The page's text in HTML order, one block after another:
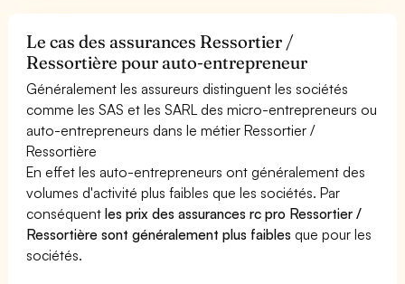
Le cas des assurances Ressortier /
Ressortière pour auto-entrepreneur
Généralement les assureurs distinguent les sociétés
comme les SAS et les SARL des micro-entrepreneurs ou
auto-entrepreneurs dans le métier Ressortier /
Ressortière
En effet les auto-entrepreneurs ont généralement des
volumes d'activité plus faibles que les sociétés. Par
conséquentles prix des assurances rc pro Ressortier /
Ressortière sont généralement plus faibles que pour les
sociétés.